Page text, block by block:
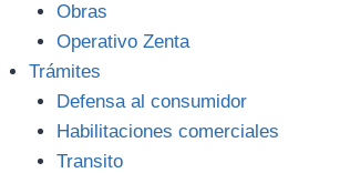
Obras
Operativo Zenta
Trámites
Defensa al consumidor
Habilitaciones comerciales
Transito